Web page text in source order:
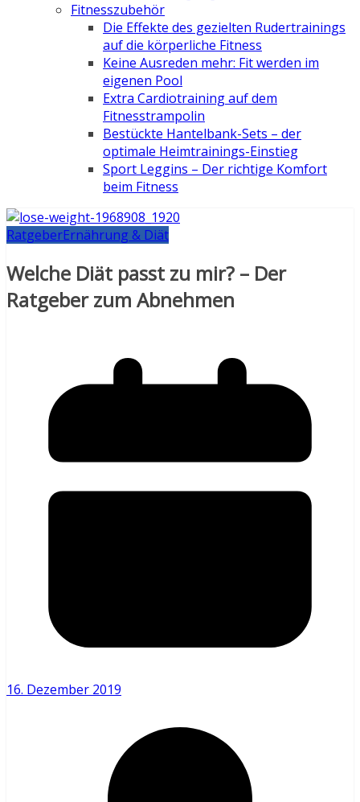
Fitnesszubehör
Die Effekte des gezielten Rudertrainings
auf die körperliche Fitness
Keine Ausreden mehr: Fit werden im
eigenen Pool
Extra Cardiotraining auf dem
Fitnesstrampolin
Bestückte Hantelbank-Sets – der
optimale Heimtrainings-Einstieg
Sport Leggins – Der richtige Komfort
beim Fitness
RatgeberErnährung & Diät
Welche Diät passt zu mir? – Der
Ratgeber zum Abnehmen
16. Dezember 2019